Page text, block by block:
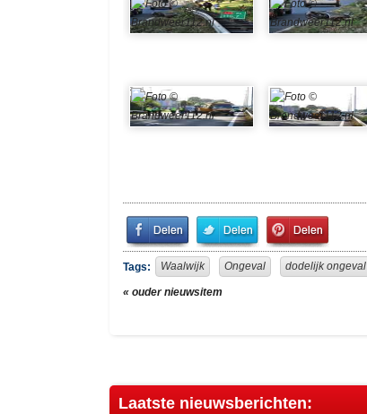
Share
on
Facebook
Share
on
Twitter
Pin
It!
Tags:
Waalwijk Ongeval dodelijk ongeval
« ouder nieuwsitem
Laatste nieuwsberichten: